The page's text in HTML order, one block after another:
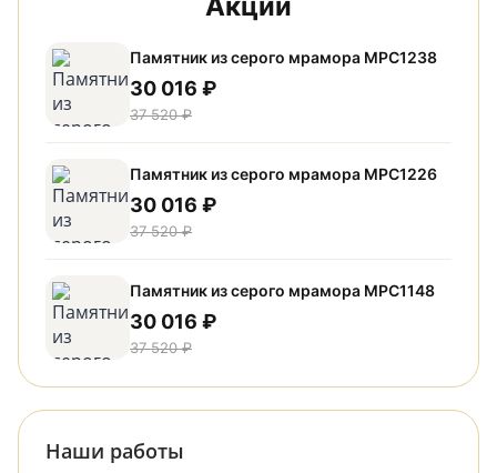
Памятник из серого мрамора МРС1238
30 016 ₽
37 520 ₽
Памятник из серого мрамора МРС1226
30 016 ₽
37 520 ₽
Памятник из серого мрамора МРС1148
30 016 ₽
37 520 ₽
Наши работы